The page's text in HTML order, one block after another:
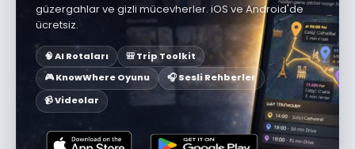
güzergahlar ve gizli mücevherler. iOS ve Android'de
ücretsiz.
🧠 AI Rotaları
🎒 Trip Toolkit
🎮 KnowWhere Oyunu
🎧 Sesli Rehberler
📹 Videolar